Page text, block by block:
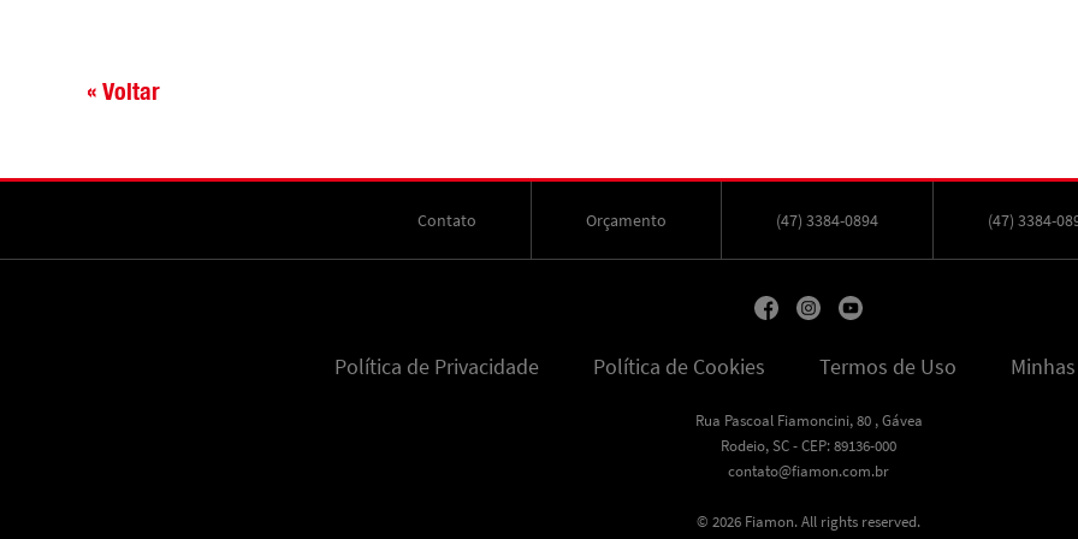
« Voltar
Contato Orçamento (47) 3384-0894 (47) 3384-
Política de Privacidade Política de Cookies Termos de Uso
Rua Pascoal Fiamoncini, 80 , Gávea
Rodeio, SC - CEP: 89136-000
contato@fiamon.com.br
© 2026 Fiamon. All rights reserved.